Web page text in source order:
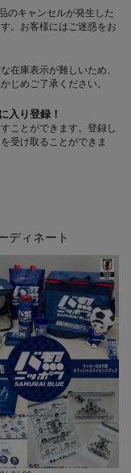
のキャンセルが発生した
。お客様にはご迷惑をお
在庫表示が難しいため、
じめご了承ください。
入り登録！
ことができます。登録し
受け取ることができま
ディネート